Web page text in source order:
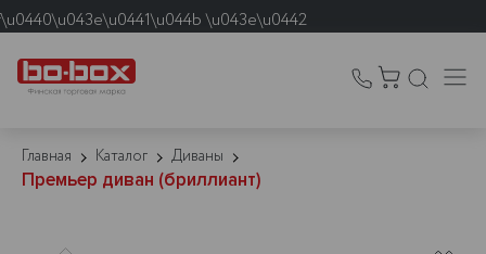
\u043e\u0442
Главная Каталог Диваны
Премьер диван (бриллиант)